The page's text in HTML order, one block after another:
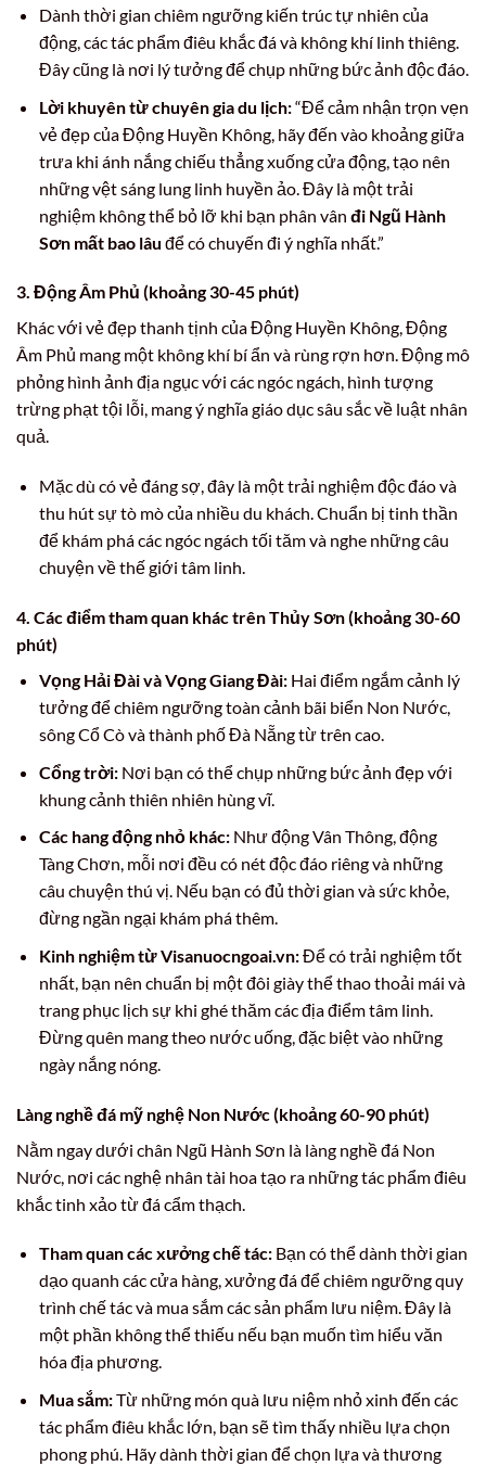
Dành thời gian chiêm ngưỡng kiến trúc tự nhiên của
động, các tác phẩm điêu khắc đá và không khí linh thiêng.
Đây cũng là nơi lý tưởng để chụp những bức ảnh độc đáo.
Lời khuyên từ chuyên gia du lịch:“Để cảm nhận trọn vẹn
vẻ đẹp của Động Huyền Không, hãy đến vào khoảng giữa
trưa khi ánh nắng chiếu thẳng xuống cửa động, tạo nên
những vệt sáng lung linh huyền ảo. Đây là một trải
nghiệm không thể bỏ lỡ khi bạn phân vân đi Ngũ Hành
Sơn mất bao lâu để có chuyến đi ý nghĩa nhất.”
3. Động Âm Phủ (khoảng 30-45 phút)
Khác với vẻ đẹp thanh tịnh của Động Huyền Không, Động
Âm Phủ mang một không khí bí ẩn và rùng rợn hơn. Động mô
phỏng hình ảnh địa ngục với các ngóc ngách, hình tượng
trừng phạt tội lỗi, mang ý nghĩa giáo dục sâu sắc về luật nhân
quả.
Mặc dù có vẻ đáng sợ, đây là một trải nghiệm độc đáo và
thu hút sự tò mò của nhiều du khách. Chuẩn bị tinh thần
để khám phá các ngóc ngách tối tăm và nghe những câu
chuyện về thế giới tâm linh.
4. Các điểm tham quan khác trên Thủy Sơn (khoảng 30-60
phút)
Vọng Hải Đài và Vọng Giang Đài:Hai điểm ngắm cảnh lý
tưởng để chiêm ngưỡng toàn cảnh bãi biển Non Nước,
sông Cổ Cò và thành phố Đà Nẵng từ trên cao.
Cổng trời:Nơi bạn có thể chụp những bức ảnh đẹp với
khung cảnh thiên nhiên hùng vĩ.
Các hang động nhỏ khác:Như động Vân Thông, động
Tàng Chơn, mỗi nơi đều có nét độc đáo riêng và những
câu chuyện thú vị. Nếu bạn có đủ thời gian và sức khỏe,
đừng ngần ngại khám phá thêm.
Kinh nghiệm từ Visanuocngoai.vn:Để có trải nghiệm tốt
nhất, bạn nên chuẩn bị một đôi giày thể thao thoải mái và
trang phục lịch sự khi ghé thăm các địa điểm tâm linh.
Đừng quên mang theo nước uống, đặc biệt vào những
ngày nắng nóng.
Làng nghề đá mỹ nghệ Non Nước (khoảng 60-90 phút)
Nằm ngay dưới chân Ngũ Hành Sơn là làng nghề đá Non
Nước, nơi các nghệ nhân tài hoa tạo ra những tác phẩm điêu
khắc tinh xảo từ đá cẩm thạch.
Tham quan các xưởng chế tác:Bạn có thể dành thời gian
dạo quanh các cửa hàng, xưởng đá để chiêm ngưỡng quy
trình chế tác và mua sắm các sản phẩm lưu niệm. Đây là
một phần không thể thiếu nếu bạn muốn tìm hiểu văn
hóa địa phương.
Mua sắm:Từ những món quà lưu niệm nhỏ xinh đến các
tác phẩm điêu khắc lớn, bạn sẽ tìm thấy nhiều lựa chọn
phong phú. Hãy dành thời gian để chọn lựa và thương